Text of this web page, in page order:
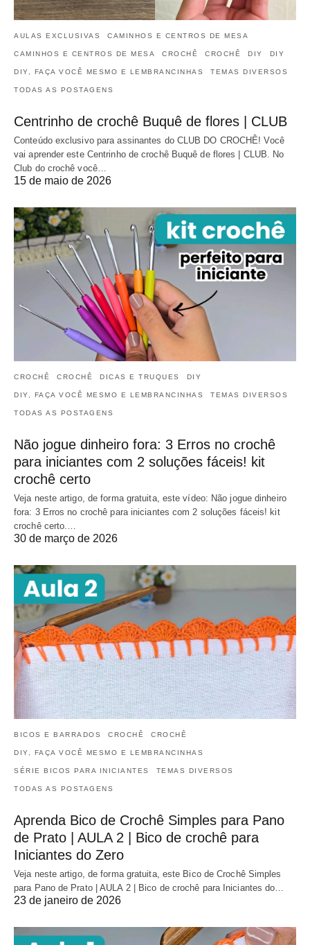
AULAS EXCLUSIVAS CAMINHOS E CENTROS DE MESA
CAMINHOS E CENTROS DE MESA CROCHÊ CROCHÊ DIY DIY
DIY, FAÇA VOCÊ MESMO E LEMBRANCINHAS TEMAS DIVERSOS
TODAS AS POSTAGENS
Centrinho de crochê Buquê de flores | CLUB
Conteúdo exclusivo para assinantes do CLUB DO CROCHÊ! Você
vai aprender este Centrinho de crochê Buquê de flores | CLUB. No
Club do crochê você…
15 de maio de 2026
CROCHÊ CROCHÊ DICAS E TRUQUES DIY
DIY, FAÇA VOCÊ MESMO E LEMBRANCINHAS TEMAS DIVERSOS
TODAS AS POSTAGENS
Não jogue dinheiro fora: 3 Erros no crochê
para iniciantes com 2 soluções fáceis! kit
crochê certo
Veja neste artigo, de forma gratuita, este vídeo: Não jogue dinheiro
fora: 3 Erros no crochê para iniciantes com 2 soluções fáceis! kit
crochê certo.…
30 de março de 2026
BICOS E BARRADOS CROCHÊ CROCHÊ
DIY, FAÇA VOCÊ MESMO E LEMBRANCINHAS
SÉRIE BICOS PARA INICIANTES TEMAS DIVERSOS
TODAS AS POSTAGENS
Aprenda Bico de Crochê Simples para Pano
de Prato | AULA 2 | Bico de crochê para
Iniciantes do Zero
Veja neste artigo, de forma gratuita, este Bico de Crochê Simples
para Pano de Prato | AULA 2 | Bico de crochê para Iniciantes do…
23 de janeiro de 2026